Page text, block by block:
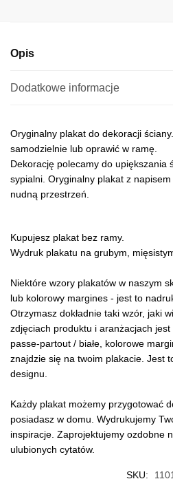
Opis
Dodatkowe informacje
Oryginalny plakat do dekoracji
samodzielnie lub oprawić w ramę.
Dekorację polecamy do upiększania
sypialni. Oryginalny plakat z
nudną przestrzeń.
Kupujesz plakat bez ramy.
Wydruk plakatu na grubym,
Niektóre wzory plakatów w naszym
lub kolorowy margines - jest to
Otrzymasz dokładnie taki wzór, jaki
zdjęciach produktu i aranżacjach jest
passe-partout / białe, kolorowe
znajdzie się na twoim plakacie. Jest
designu.
Każdy plakat możemy przygotować
posiadasz w domu. Wydrukujemy
inspiracje. Zaprojektujemy ozdobne
ulubionych cytatów.
SKU: